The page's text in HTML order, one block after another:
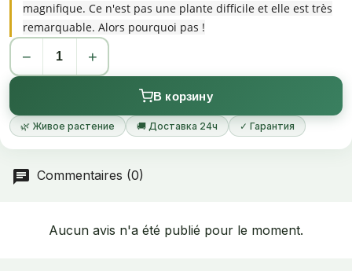
magnifique. Ce n'est pas une plante difficile et elle est très
remarquable. Alors pourquoi pas !
− +
В корзину
🌿 Живое растение 🚚 Доставка 24ч ✓ Гарантия
Commentaires (0)
Aucun avis n'a été publié pour le moment.